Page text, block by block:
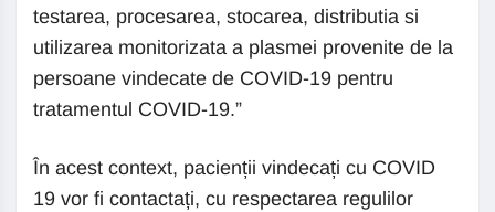
testarea, procesarea, stocarea, distributia si
utilizarea monitorizata a plasmei provenite de la
persoane vindecate de COVID-19 pentru
tratamentul COVID-19.”
În acest context, pacienții vindecați cu COVID
19 vor fi contactați, cu respectarea regulilor